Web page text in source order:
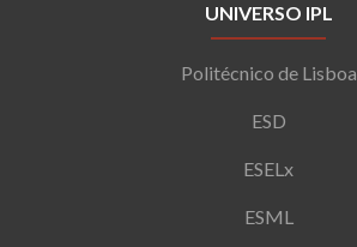
UNIVERSO IPL
Politécnico de Lisboa
ESD
ESELx
ESML